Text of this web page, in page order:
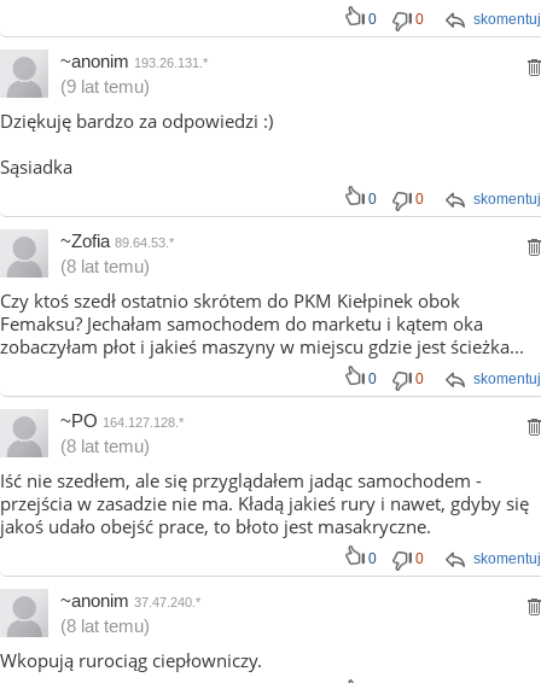
skomentuj
0 0
~anonim 193.26.131.*
(9 lat temu)
Dziękuję bardzo za odpowiedzi :)
Sąsiadka
skomentuj
0 0
~Zofia 89.64.53.*
(8 lat temu)
Czy ktoś szedł ostatnio skrótem do PKM Kiełpinek obok
Femaksu? Jechałam samochodem do marketu i kątem oka
zobaczyłam płot i jakieś maszyny w miejscu gdzie jest ścieżka...
skomentuj
0 0
~PO 164.127.128.*
(8 lat temu)
Iść nie szedłem, ale się przyglądałem jadąc samochodem -
przejścia w zasadzie nie ma. Kładą jakieś rury i nawet, gdyby się
jakoś udało obejść prace, to błoto jest masakryczne.
skomentuj
0 0
~anonim 37.47.240.*
(8 lat temu)
Wkopują rurociąg ciepłowniczy.